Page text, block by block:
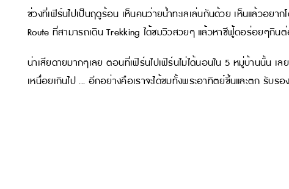
ช่วงที่เฟิร์นไปเป็นฤดูร้อน เห็นคนว่ายน้ำทะเลเล่นกันด้วย เห็นแล้วอยา
Route ที่สามารถเดิน Trekking ได้ชมวิวสวยๆ แล้วหาซีฟู้ดอร่อยๆกิ
น่าเสียดายมากๆเลย ตอนที่เฟิร์นไปเฟิร์นไม่ได้นอนใน 5 หมู่บ้านนั้น เล
เหนื่อยเกินไป ... อีกอย่างคือเราจะได้ชมทั้งพระอาทิตย์ขึ้นและตก รับร